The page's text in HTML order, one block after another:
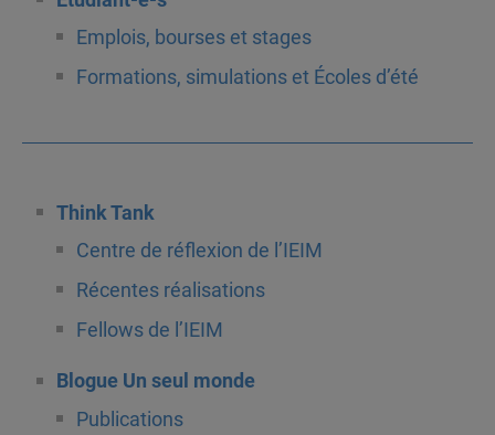
Emplois, bourses et stages
Formations, simulations et Écoles d’été
Think Tank
Centre de réflexion de l’IEIM
Récentes réalisations
Fellows de l’IEIM
Blogue Un seul monde
Publications